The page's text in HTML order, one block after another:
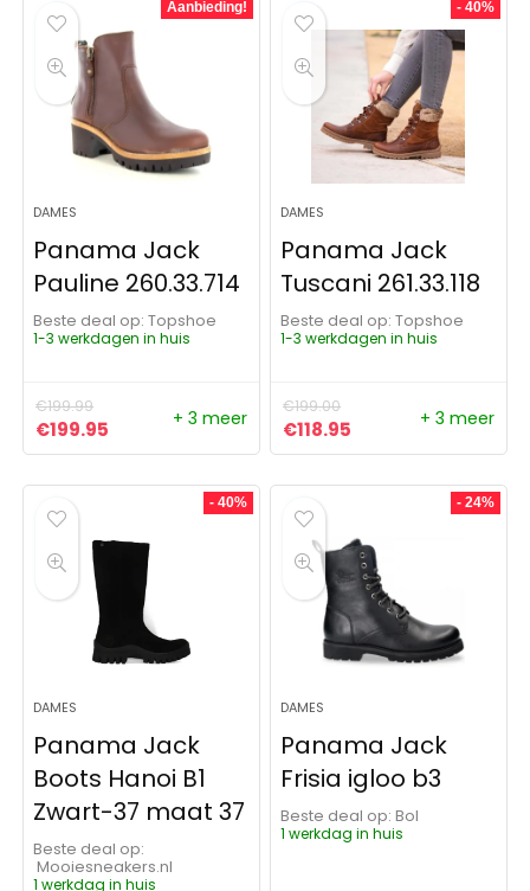
Aanbieding!
DAMES
Panama Jack
Pauline 260.33.714
Beste deal op:
Topshoe
1-3 werkdagen in huis
€199.99
Oorspronkelijke prijs was: €199.99.
€199.95 Huidige prijs is: €199.95.
+ 3 meer
- 40%
DAMES
Panama Jack
Tuscani 261.33.118
Beste deal op:
Topshoe
1-3 werkdagen in huis
€199.00
Oorspronkelijke prijs was:
€118.95 Huidige prijs is:
+ 3 meer
- 40%
DAMES
Panama Jack
Boots Hanoi B1
Zwart-37 maat 37
Beste deal op:
Mooiesneakers.nl
1 werkdag in huis
- 24%
DAMES
Panama Jack
Frisia igloo b3
Beste deal op:
Bol
1 werkdag in huis